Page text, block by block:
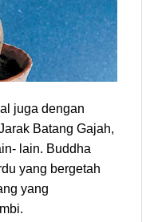
juga dengan
Batang Gajah,
lain. Buddha
yang bergetah
yang